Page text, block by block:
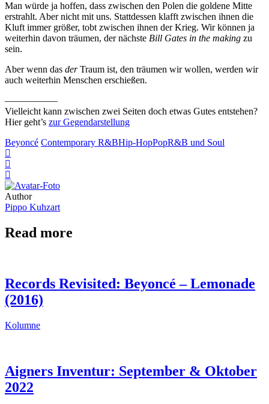
Man würde ja hoffen, dass zwischen den Polen die goldene Mitte
erstrahlt. Aber nicht mit uns. Stattdessen klafft zwischen ihnen die
Kluft immer größer, tobt zwischen ihnen der Krieg. Wir können ja
weiterhin davon träumen, der nächste Bill Gates in the making zu
sein.
Aber wenn das derTraum ist, den träumen wir wollen, werden wir
auch weiterhin Menschen erschießen.
–––––––––––
Vielleicht kann zwischen zwei Seiten doch etwas Gutes entstehen?
Hier geht’s zur Gegendarstellung
Beyoncé Contemporary R&BHip-HopPopR&B und Soul
Author
Pippo Kuhzart
Read more
Records Revisited: Beyoncé – Lemonade
(2016)
Kolumne
Aigners Inventur: September & Oktober
2022